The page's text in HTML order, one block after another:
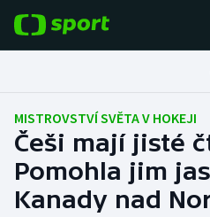
Fotbal
Hokej
Tenis
MISTROVSTVÍ SVĚTA V HOKEJI
Češi mají jisté
Pomohla jim
Kanady nad